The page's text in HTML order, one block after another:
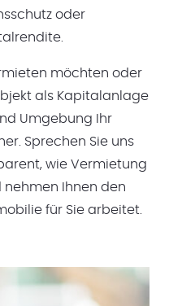
oder
möchten oder
als Kapitalanlage
Umgebung Ihr
Sprechen Sie uns
wie Vermietung
Ihnen den
für Sie arbeitet.